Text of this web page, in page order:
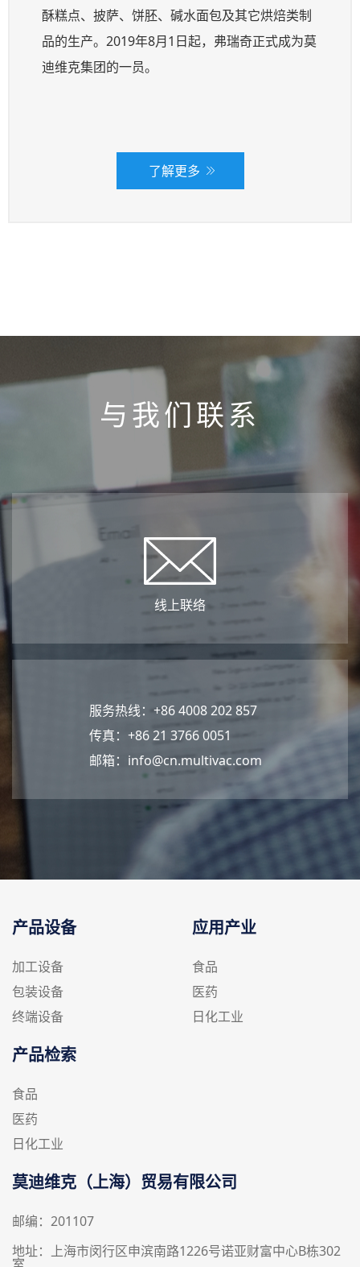
酥糕点、披萨、饼胚、碱水面包及其它烘焙类制
品的生产。2019年8月1日起，弗瑞奇正式成为莫
迪维克集团的一员。
了解更多
与我们联系
线上联络
服务热线：+86 4008 202 857
传真：+86 21 3766 0051
邮箱： info@cn.multivac.com
产品设备
加工设备
包装设备
终端设备
应用产业
食品
医药
日化工业
产品检索
食品
医药
日化工业
莫迪维克（上海）贸易有限公司
邮编：201107
地址：上海市闵行区申滨南路1226号诺亚财富中心B栋302